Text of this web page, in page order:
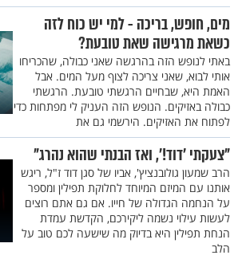
מים, חופש, בריכה - למי יש כוח לזה
כשאת מרגישה שאת טובעת?
באתי לנופש הזה בהרגשה שאני כבולה, שהכריחו
אותי לבוא, שאני צריכה לצוף מעל המים. אבל
האמת היא, שבחיים הרגשתי טובעת. הרגשתי
כבולה באזיקים. הנופש הזה העניק לי מפתחות כדי
לפתוח את האזיקים. הירשמי גם את
"צעקתי 'דוד!', ואז הבנתי שהוא נהרג"
הרב שמעון גולובנציץ', אביו של סגן דוד ז"ל, ריגש
אותנו עם המיזם המיוחד לחלוקת תפילין ומספר
על הנחמה הגדולה של חייו. אם גם אתם רוצים
לעשות עילוי נשמה ליקירכם, הקדשת עמדת
הנחת תפילין היא בדיוק מה שישעה לכם טוב על
הלב